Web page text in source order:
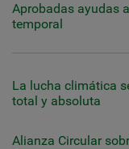
Aprobadas ayudas
temporal
La lucha climática
total y absoluta
Alianza Circular